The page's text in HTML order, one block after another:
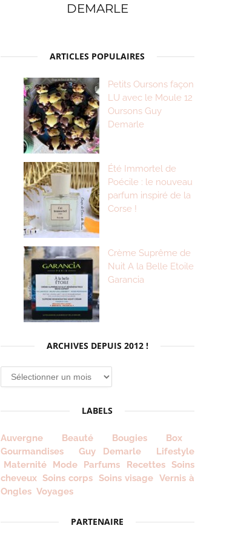
DEMARLE
ARTICLES POPULAIRES
Petits Oursons façon
LU avec le Moule 12
Oursons Guy
Demarle
Été Immortel de
Poécile : le nouveau
parfum inspiré de la
Corse !
Crème Suprême de
Nuit A la Belle Etoile
Garancia
ARCHIVES DEPUIS 2012 !
Archives
depuis
!
LABELS
Auvergne Beauté Bougies
Box
Gourmandises
Guy Demarle
Lifestyle
Maternité
Mode Parfums Recettes Soins
cheveux Soins corps Soins visage Vernis à
Ongles Voyages
PARTENAIRE